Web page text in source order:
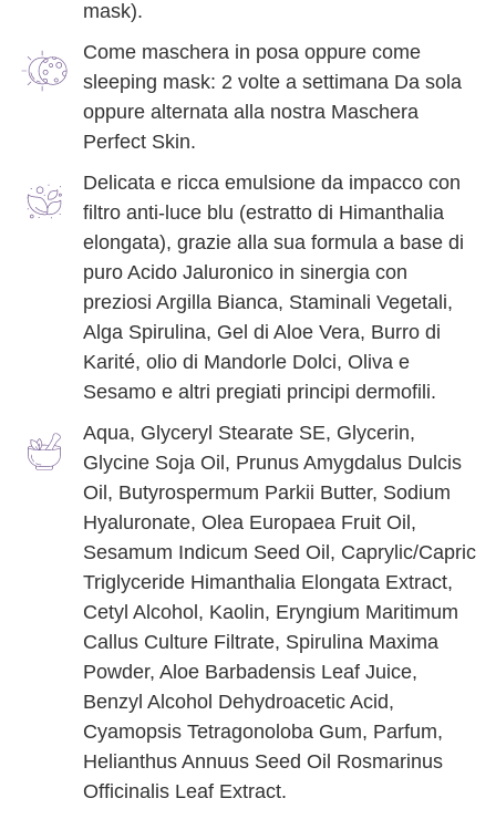
mask).
Come maschera in posa oppure come
sleeping mask: 2 volte a settimana Da sola
oppure alternata alla nostra Maschera
Perfect Skin.
Delicata e ricca emulsione da impacco con
filtro anti-luce blu (estratto di Himanthalia
elongata), grazie alla sua formula a base di
puro Acido Jaluronico in sinergia con
preziosi Argilla Bianca, Staminali Vegetali,
Alga Spirulina, Gel di Aloe Vera, Burro di
Karité, olio di Mandorle Dolci, Oliva e
Sesamo e altri pregiati principi dermofili.
Aqua, Glyceryl Stearate SE, Glycerin,
Glycine Soja Oil, Prunus Amygdalus Dulcis
Oil, Butyrospermum Parkii Butter, Sodium
Hyaluronate, Olea Europaea Fruit Oil,
Sesamum Indicum Seed Oil, Caprylic/Capric
Triglyceride Himanthalia Elongata Extract,
Cetyl Alcohol, Kaolin, Eryngium Maritimum
Callus Culture Filtrate, Spirulina Maxima
Powder, Aloe Barbadensis Leaf Juice,
Benzyl Alcohol Dehydroacetic Acid,
Cyamopsis Tetragonoloba Gum, Parfum,
Helianthus Annuus Seed Oil Rosmarinus
Officinalis Leaf Extract.